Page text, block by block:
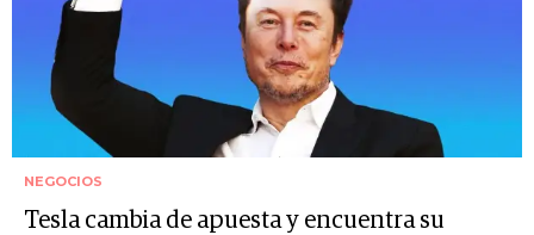
NEGOCIOS
Tesla cambia de apuesta y encuentra su